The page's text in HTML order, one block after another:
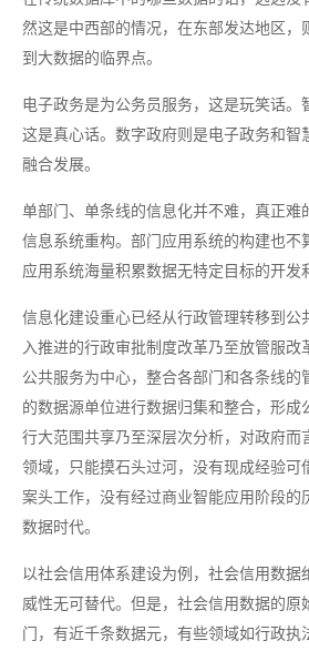
然这是中西部的情况，在东部发达地区，
到大数据的临界点。
电子政务是为公务员服务，这是玩笑话。
这是真心话。数字政府则是电子政务和智
融合发展。
单部门、单条线的信息化并不难，真正难
信息系统重构。部门应用系统的构建也不
应用系统海量积累数据无特定目标的开发
信息化建设重心已经从行政管理转移到公
入推进的行政审批制度改革乃至放管服改
公共服务为中心，整合各部门和各条线的
的数据源单位进行数据归集和整合，形成
行大范围共享乃至深层次分析，对政府而
领域，只能摸石头过河，没有现成经验可
案头工作，没有经过商业智能应用阶段的
数据时代。
以社会信用体系建设为例，社会信用数据
威性无可替代。但是，社会信用数据的原
门，有近千条数据元，有些领域如行政执